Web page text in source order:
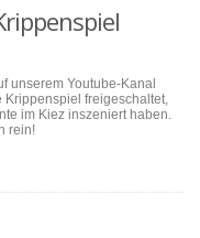
unserem Youtube-Kanal
freigeschaltet,
im Kiez inszeniert haben.
rein!